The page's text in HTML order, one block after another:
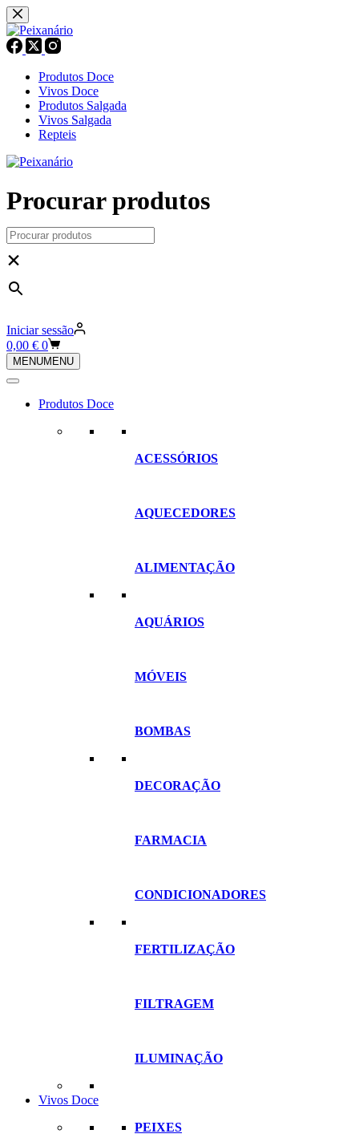
Pular
para
o
conteúdo
Produtos Doce
Vivos Doce
Produtos Salgada
Vivos Salgada
Repteis
Procurar produtos
×
Iniciar sessão
Carrinho
de
compras
0,00 € 0
MENUMENU
Produtos Doce
ACESSÓRIOS
AQUECEDORES
ALIMENTAÇÃO
AQUÁRIOS
MÓVEIS
BOMBAS
DECORAÇÃO
FARMACIA
CONDICIONADORES
FERTILIZAÇÃO
FILTRAGEM
ILUMINAÇÃO
Vivos Doce
PEIXES